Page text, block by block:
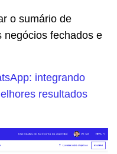
o sumário de
negócios fechados e
integrando
resultados